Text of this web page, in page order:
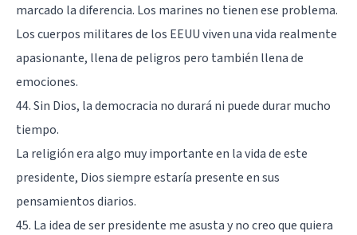
marcado la diferencia. Los marines no tienen ese problema.
Los cuerpos militares de los EEUU viven una vida realmente
apasionante, llena de peligros pero también llena de
emociones.
44. Sin Dios, la democracia no durará ni puede durar mucho
tiempo.
La religión era algo muy importante en la vida de este
presidente, Dios siempre estaría presente en sus
pensamientos diarios.
45. La idea de ser presidente me asusta y no creo que quiera